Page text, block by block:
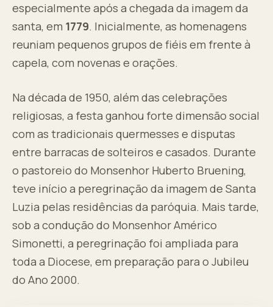
especialmente após a chegada da imagem da
santa, em 1779. Inicialmente, as homenagens
reuniam pequenos grupos de fiéis em frente à
capela, com novenas e orações.
Na década de 1950, além das celebrações
religiosas, a festa ganhou forte dimensão social
com as tradicionais quermesses e disputas
entre barracas de solteiros e casados. Durante
o pastoreio do Monsenhor Huberto Bruening,
teve início a peregrinação da imagem de Santa
Luzia pelas residências da paróquia. Mais tarde,
sob a condução do Monsenhor Américo
Simonetti, a peregrinação foi ampliada para
toda a Diocese, em preparação para o Jubileu
do Ano 2000.